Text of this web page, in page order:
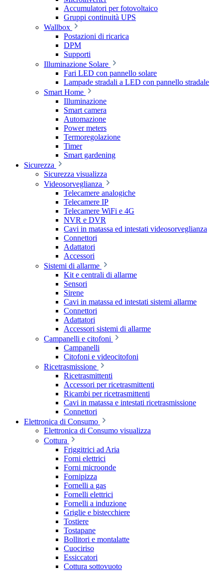
Accumulatori per fotovoltaico
Gruppi continuità UPS
Wallbox
Postazioni di ricarica
DPM
Supporti
Illuminazione Solare
Fari LED con pannello solare
Lampade stradali a LED con pannello stradale
Smart Home
Illuminazione
Smart camera
Automazione
Power meters
Termoregolazione
Timer
Smart gardening
Sicurezza
Sicurezza visualizza
Videosorveglianza
Telecamere analogiche
Telecamere IP
Telecamere WiFi e 4G
NVR e DVR
Cavi in matassa ed intestati videosorveglianza
Connettori
Adattatori
Accessori
Sistemi di allarme
Kit e centrali di allarme
Sensori
Sirene
Cavi in matassa ed intestati sistemi allarme
Connettori
Adattatori
Accessori sistemi di allarme
Campanelli e citofoni
Campanelli
Citofoni e videocitofoni
Ricetrasmissione
Ricetrasmittenti
Accessori per ricetrasmittenti
Ricambi per ricetrasmittenti
Cavi in matassa e intestati ricetrasmissione
Connettori
Elettronica di Consumo
Elettronica di Consumo visualizza
Cottura
Friggitrici ad Aria
Forni elettrici
Forni microonde
Fornipizza
Fornelli a gas
Fornelli elettrici
Fornelli a induzione
Griglie e bistecchiere
Tostiere
Tostapane
Bollitori e montalatte
Cuociriso
Essiccatori
Cottura sottovuoto